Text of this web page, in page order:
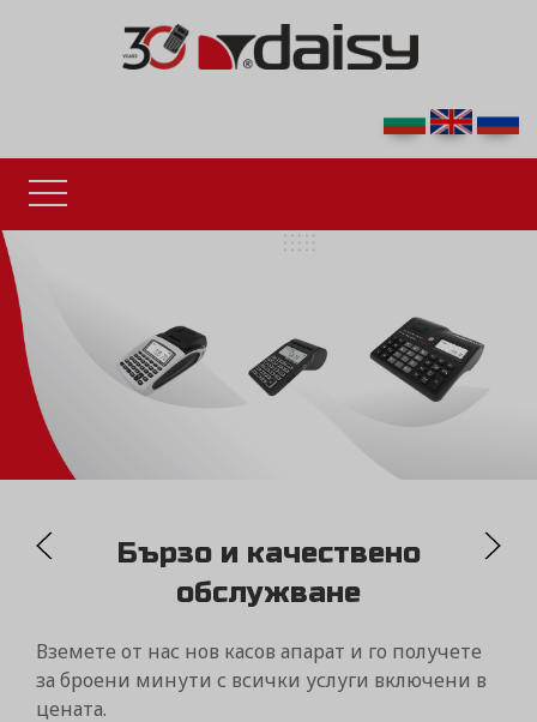
MYDAISY
Контролирайте бизнеса си само от един
устройства Дейзи от всяка точка на света!